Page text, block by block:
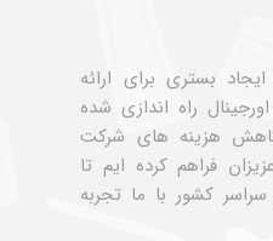
ایجاد بستری برای ارائه
راه اندازی شده
هزینه های شرکت
فراهم کرده ایم تا
کشور با ما تجربه